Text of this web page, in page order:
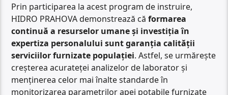
Prin participarea la acest program de instruire,
HIDRO PRAHOVA demonstrează căformarea
continuă a resurselor umane și investiția în
expertiza personalului sunt garanția calității
serviciilor furnizate populației. Astfel, se urmărește
creșterea acurateței analizelor de laborator și
menținerea celor mai înalte standarde în
monitorizarea parametrilor apei potabile furnizate